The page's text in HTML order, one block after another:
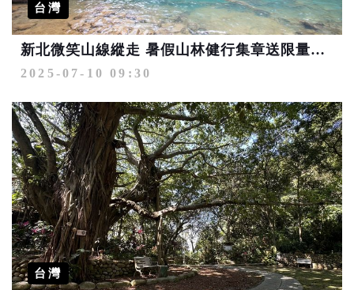
台灣
新北微笑山線縱走 暑假山林健行集章送限量好禮
2025-07-10 09:30
台灣